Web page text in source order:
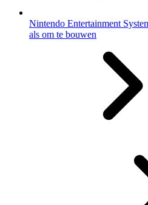
Nintendo Entertainment
als om te bouwen